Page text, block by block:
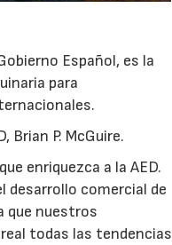
Español, es la
para
Brian P. McGuire.
enriquezca a la AED.
desarrollo comercial de
que nuestros
todas las tendencias